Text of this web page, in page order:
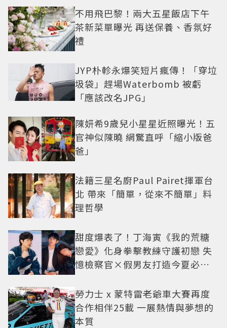
不用飛巴黎！兩大五星飯店下午
茶新菜單曝光 再送保養、香氛好
禮
JYP朴軫永爆笑短片瘋傳！「穿垃
圾袋」趕場Waterbomb 被虧
「應該改名JPG」
陳妍希9歲兒小星星近照曝光！五
官神似陳曉 網驚直呼「縮小版爸
爸」
法籍三星名廚Paul Pairet揮軍台
北 帶來「簡單，從來不簡單」料
理哲學
甜度爆表了！丁海寅《我的荒糖
戀愛》化身拳擊教練守護初戀 失
憶檢察官×假男友打造今夏必看
勞力士 x 蒙特雷老爺車大賽再度
合作相伴25載 一展熱情與夢想的
本質